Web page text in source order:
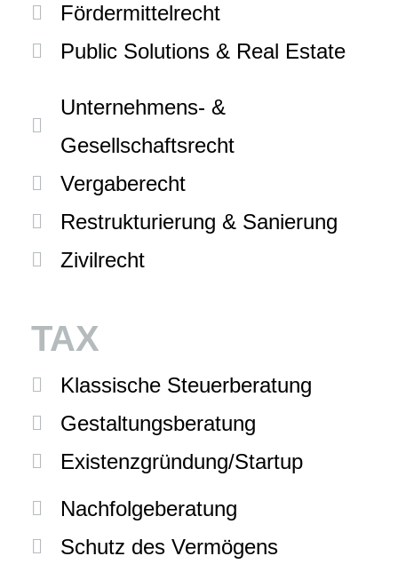
Fördermittelrecht
Public Solutions & Real Estate
Unternehmens- &
Gesellschaftsrecht
Vergaberecht
Restrukturierung & Sanierung
Zivilrecht
TAX
Klassische Steuerberatung
Gestaltungsberatung
Existenzgründung/Startup
Nachfolgeberatung
Schutz des Vermögens